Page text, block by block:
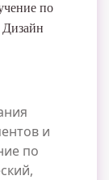
по
Дизайн
и
по